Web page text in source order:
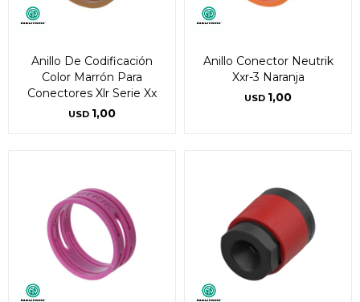
Anillo De Codificación
Color Marrón Para
Conectores Xlr Serie Xx
USD 1,00
Anillo Conector Neutrik
Xxr-3 Naranja
USD 1,00